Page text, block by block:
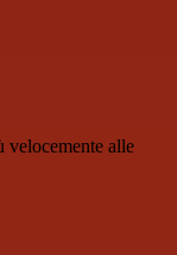
velocemente alle